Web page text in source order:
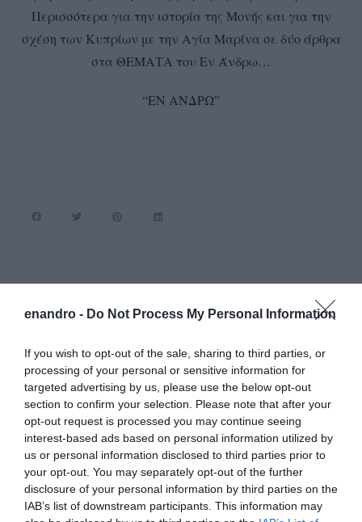
enandro - Do Not Process My Personal Information
If you wish to opt-out of the sale, sharing to third parties, or
processing of your personal or sensitive information for
targeted advertising by us, please use the below opt-out
section to confirm your selection. Please note that after your
opt-out request is processed you may continue seeing
interest-based ads based on personal information utilized by
us or personal information disclosed to third parties prior to
your opt-out. You may separately opt-out of the further
disclosure of your personal information by third parties on the
IAB’s list of downstream participants. This information may
Περισσότερα για την ιστορία της Μονής και για την
σχέση των Κυπρίων με την Αγία Μαρίνα σε δύο άρθρα
στα ΘΕΜΑΤΑ του Εν Άνδρω…
“ΕΝ ΑΝΔΡΩ”
Ο/ΗΤhe Nail
17/07/2022 στις 20:57
Χειροθεσία λέγεται η απονομή του ”τίτλου” ή
οφφικίου του αναγνώστου(ιεροψάλτου) από
τον Δεσπότη και είναι ο κατώτερος
εκκλησιαστικός βαθμός προ και του
διακόνου.Το αντίστοιχο στους μετέπειτα ιερείς